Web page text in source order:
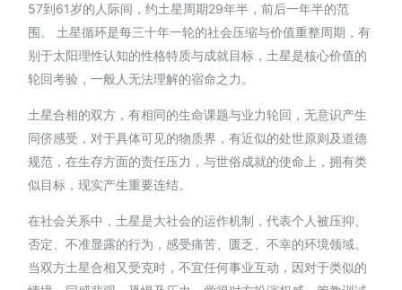
57到61岁的人际间，约土星周期29年半，前后一年半的范
围。 土星循环是每三十年一轮的社会压缩与价值重整周期，有
别于太阳理性认知的性格特质与成就目标，土星是核心价值的
轮回考验，一般人无法理解的宿命之力。
土星合相的双方，有相同的生命课题与业力轮回，无意识产生
同侪感受，对于具体可见的物质界，有近似的处世原则及道德
规范，在生存方面的责任压力，与世俗成就的使命上，拥有类
似目标，现实产生重要连结。
在社会关系中，土星是大社会的运作机制，代表个人被压抑、
否定、不准显露的行为，感受痛苦、匮乏、不幸的环境领域。
当双方土星合相又受克时，不宜任何事业互动，因对于类似的